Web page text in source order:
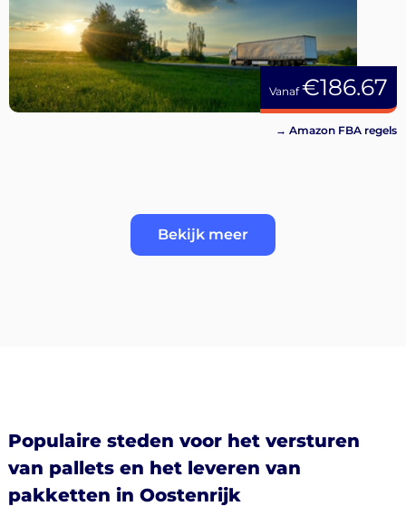
Vanaf€186.67
→ Amazon FBA regels
Bekijk meer
Populaire steden voor het versturen
van pallets en het leveren van
pakketten in Oostenrijk